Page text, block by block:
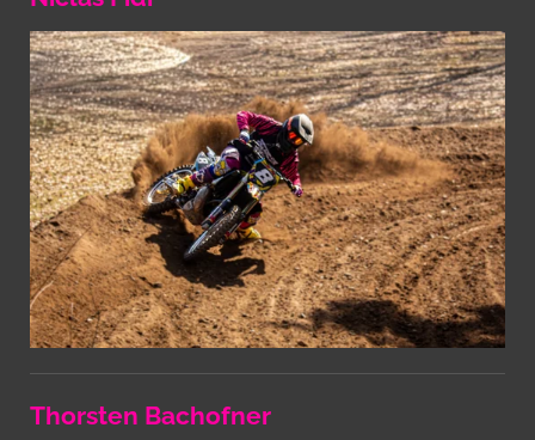
Thorsten Bachofner